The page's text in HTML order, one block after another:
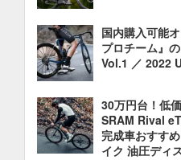
国内購入可能
プロチーム』
Vol.1 ／ 2022
30万円台！低
SRAM Rival
完成車おすす
イク 油圧ディ